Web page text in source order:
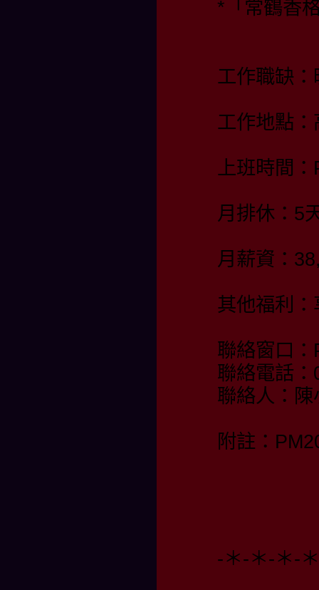
*「常鶴香
工作職缺
工作地點
上班時間
月排休：5
月薪資：
其他福利
聯絡窗口
聯絡電話
聯絡人：陳
附註：
-＊-＊-＊-